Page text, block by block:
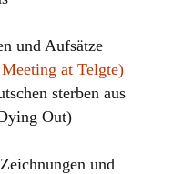
und Aufsätze
at Telgte)
sterben aus
Out)
und